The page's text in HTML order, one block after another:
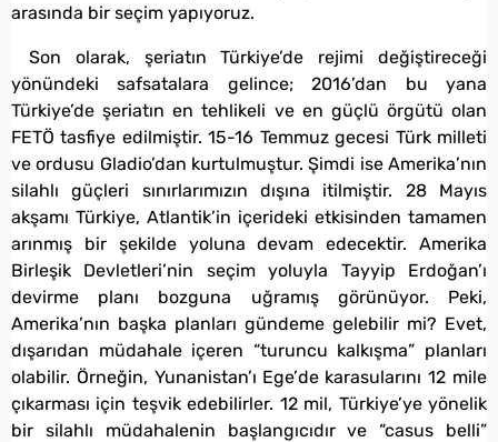
arasında bir seçim yapıyoruz.
Son olarak, şeriatın Türkiye’de rejimi değiştireceği
yönündeki safsatalara gelince; 2016’dan bu yana
Türkiye’de şeriatın en tehlikeli ve en güçlü örgütü olan
FETÖ tasfiye edilmiştir. 15-16 Temmuz gecesi Türk milleti
ve ordusu Gladio’dan kurtulmuştur. Şimdi ise Amerika’nın
silahlı güçleri sınırlarımızın dışına itilmiştir. 28 Mayıs
akşamı Türkiye, Atlantik’in içerideki etkisinden tamamen
arınmış bir şekilde yoluna devam edecektir. Amerika
Birleşik Devletleri’nin seçim yoluyla Tayyip Erdoğan’ı
devirme planı bozguna uğramış görünüyor. Peki,
Amerika’nın başka planları gündeme gelebilir mi? Evet,
dışarıdan müdahale içeren “turuncu kalkışma” planları
olabilir. Örneğin, Yunanistan’ı Ege’de karasularını 12 mile
çıkarması için teşvik edebilirler. 12 mil, Türkiye’ye yönelik
bir silahlı müdahalenin başlangıcıdır ve “casus belli”